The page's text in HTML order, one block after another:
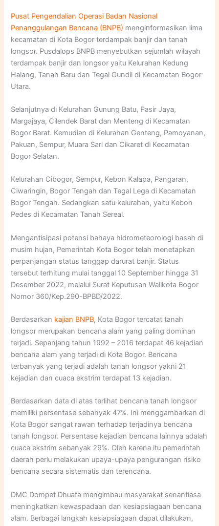
Pusat Pengendalian Operasi Badan Nasional
Penanggulangan Bencana (BNPB) menginformasikan lima
kecamatan di Kota Bogor terdampak banjir dan tanah
longsor. Pusdalops BNPB menyebutkan sejumlah wilayah
terdampak banjir dan longsor yaitu Kelurahan Kedung
Halang, Tanah Baru dan Tegal Gundil di Kecamatan Bogor
Utara.
Selanjutnya di Kelurahan Gunung Batu, Pasir Jaya,
Margajaya, Cilendek Barat dan Menteng di Kecamatan
Bogor Barat. Kemudian di Kelurahan Genteng, Pamoyanan,
Pakuan, Sempur, Muara Sari dan Cikaret di Kecamatan
Bogor Selatan.
Kelurahan Cibogor, Sempur, Kebon Kalapa, Pangaran,
Ciwaringin, Bogor Tengah dan Tegal Lega di Kecamatan
Bogor Tengah. Sedangkan satu kelurahan, yaitu Kebon
Pedes di Kecamatan Tanah Sereal.
Mengantisipasi potensi bahaya hidrometeorologi basah di
musim hujan, Pemerintah Kota Bogor telah menetapkan
perpanjangan status tanggap darurat banjir. Status
tersebut terhitung mulai tanggal 10 September hingga 31
Desember 2022, melalui Surat Keputusan Walikota Bogor
Nomor 360/Kep.290-BPBD/2022.
Berdasarkan kajian BNPB, Kota Bogor tercatat tanah
longsor merupakan bencana alam yang paling dominan
terjadi. Sepanjang tahun 1992 – 2016 terdapat 46 kejadian
bencana alam yang terjadi di Kota Bogor. Bencana
terbanyak yang terjadi adalah tanah longsor yakni 21
kejadian dan cuaca ekstrim terdapat 13 kejadian.
Berdasarkan data di atas terlihat bencana tanah longsor
memiliki persentase sebanyak 47%. Ini menggambarkan di
Kota Bogor sangat rawan terhadap terjadinya bencana
tanah longsor. Persentase kejadian bencana lainnya adalah
cuaca ekstrim sebanyak 29%. Oleh karena itu pemerintah
daerah perlu melakukan upaya-upaya pengurangan risiko
bencana secara sistematis dan terencana.
DMC Dompet Dhuafa mengimbau masyarakat senantiasa
meningkatkan kewaspadaan dan kesiapsiagaan bencana
alam. Berbagai langkah kesiapsiagaan dapat dilakukan,